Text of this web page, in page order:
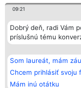
09:21
Dobrý deň, radi Vám
príslušnú tému
Som laureát, mám
Chcem prihlásiť svoju
Mám inú otátku
Organizátor hodnotenia
Bright Side Solutions sp. z o.
o. sp. k.
Wrocław 50-079
KRS 0000749100 | Regon
381313360 | NIP 8943132676
+48 508 492 400